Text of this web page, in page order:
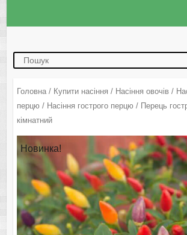
Головна/ Купити насіння / Насіння овочів/
перцю/ Насіння гострого перцю/ Перець
кімнатний
Новинка!